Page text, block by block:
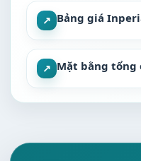
↗ Bảng giá
↗ Mặt bằng tổng